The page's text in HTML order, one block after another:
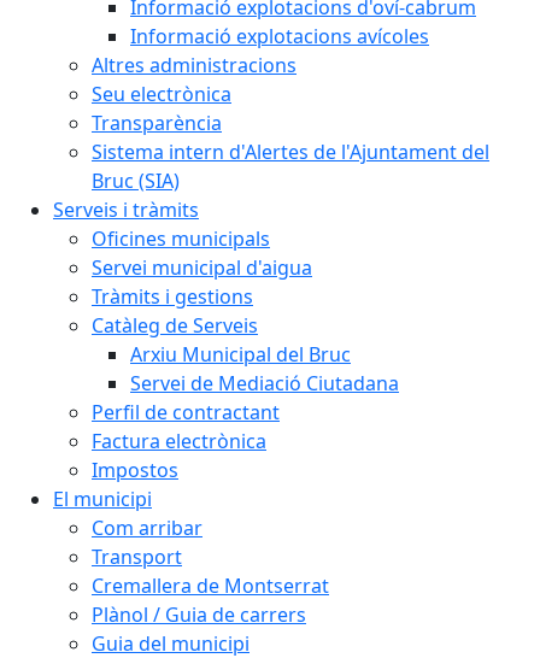
Informació explotacions d'oví-cabrum
Informació explotacions avícoles
Altres administracions
Seu electrònica
Transparència
Sistema intern d'Alertes de l'Ajuntament del
Bruc (SIA)
Serveis i tràmits
Oficines municipals
Servei municipal d'aigua
Tràmits i gestions
Catàleg de Serveis
Arxiu Municipal del Bruc
Servei de Mediació Ciutadana
Perfil de contractant
Factura electrònica
Impostos
El municipi
Com arribar
Transport
Cremallera de Montserrat
Plànol / Guia de carrers
Guia del municipi